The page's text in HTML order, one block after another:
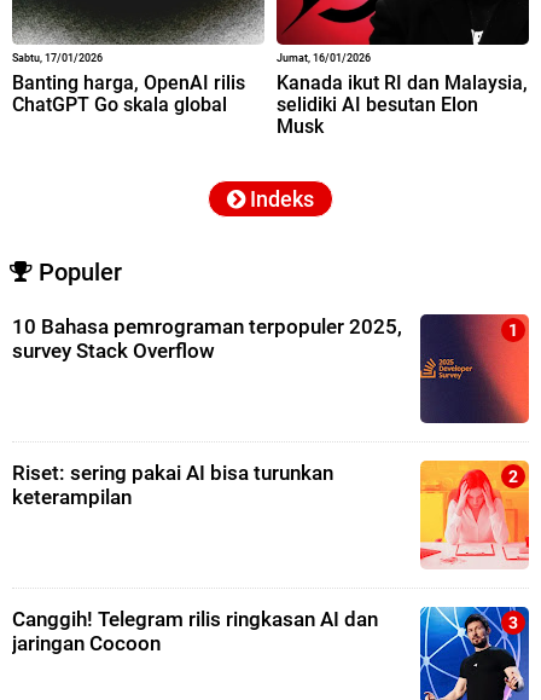
Sabtu, 17/01/2026
Banting harga, OpenAI rilis
ChatGPT Go skala global
Jumat, 16/01/2026
Kanada ikut RI dan Malaysia,
selidiki AI besutan Elon
Musk
Indeks
Populer
10 Bahasa pemrograman terpopuler 2025,
survey Stack Overflow
Riset: sering pakai AI bisa turunkan
keterampilan
Canggih! Telegram rilis ringkasan AI dan
jaringan Cocoon